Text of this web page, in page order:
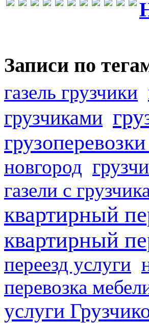
Записи по
газель грузчики
грузчиками
новгород
газели с
квартирный
квартирный
переезд услуги
перевозка
услуги